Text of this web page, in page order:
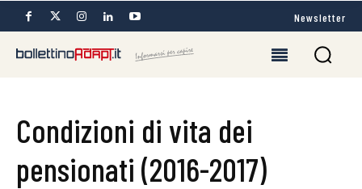
Newsletter
Condizioni di vita dei
pensionati (2016-2017)